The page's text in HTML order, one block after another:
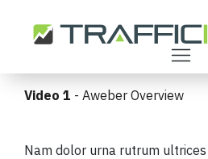
Video 1 - Aweber Overview
Nam dolor urna rutrum ultrices